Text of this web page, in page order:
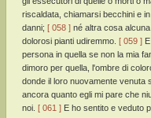
riscaldata, chiamarsi becchini e
danni; [ 058 ] né altra cosa
dolorosi pianti udiremmo. [ 059 ]
persona in quella se non la mia
dimoro per quella, l'ombre di
donde il loro nuovamente venuta
ancora quanto egli mi pare che
noi. [ 061 ] E ho sentito e veduto